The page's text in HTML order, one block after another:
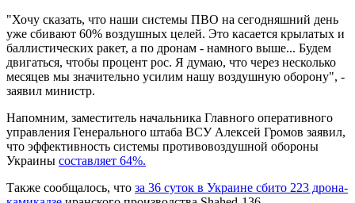
"Хочу сказать, что наши системы ПВО на сегодняшний день
уже сбивают 60% воздушных целей. Это касается крылатых и
баллистических ракет, а по дронам - намного выше... Будем
двигаться, чтобы процент рос. Я думаю, что через несколько
месяцев мы значительно усилим нашу воздушную оборону", -
заявил министр.
Напомним, заместитель начальника Главного оперативного
управления Генерального штаба ВСУ Алексей Громов заявил,
что эффективность системы противовоздушной обороны
Украины составляет 64%.
Также сообщалось, что за 36 суток в Украине сбито 223 дрона-